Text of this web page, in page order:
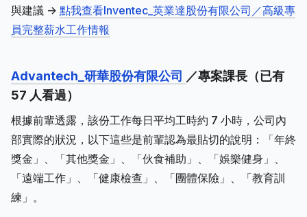
與建議 -> 點我查看Inventec_英業達股份有限公司／高級專
員完整薪水工作情報
Advantech_研華股份有限公司 ／專案課長（已有
57 人看過）
根據前輩透露，該份工作每日平均工時約 7 小時，公司內
部實際的狀況，以下這些是前輩認為最貼切的說明：「年終
獎金」、「其他獎金」、「伙食補助」、「娛樂健身」、
「遠端工作」、「健康檢查」、「團體保險」、「教育訓
練」。